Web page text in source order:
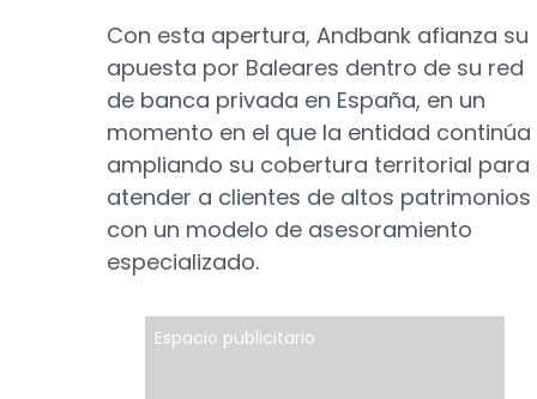
Con esta apertura, Andbank afianza su
apuesta por Baleares dentro de su red
de banca privada en España, en un
momento en el que la entidad continúa
ampliando su cobertura territorial para
atender a clientes de altos patrimonios
con un modelo de asesoramiento
especializado.
Espacio publicitario